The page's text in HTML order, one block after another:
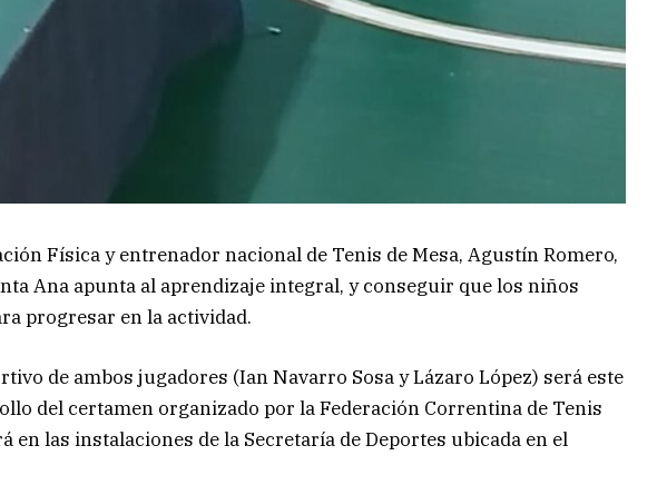
Física y entrenador nacional de Tenis de Mesa, Agustín Romero,
Ana apunta al aprendizaje integral, y conseguir que los niños
progresar en la actividad.
de ambos jugadores (Ian Navarro Sosa y Lázaro López) será este
del certamen organizado por la Federación Correntina de Tenis
en las instalaciones de la Secretaría de Deportes ubicada en el